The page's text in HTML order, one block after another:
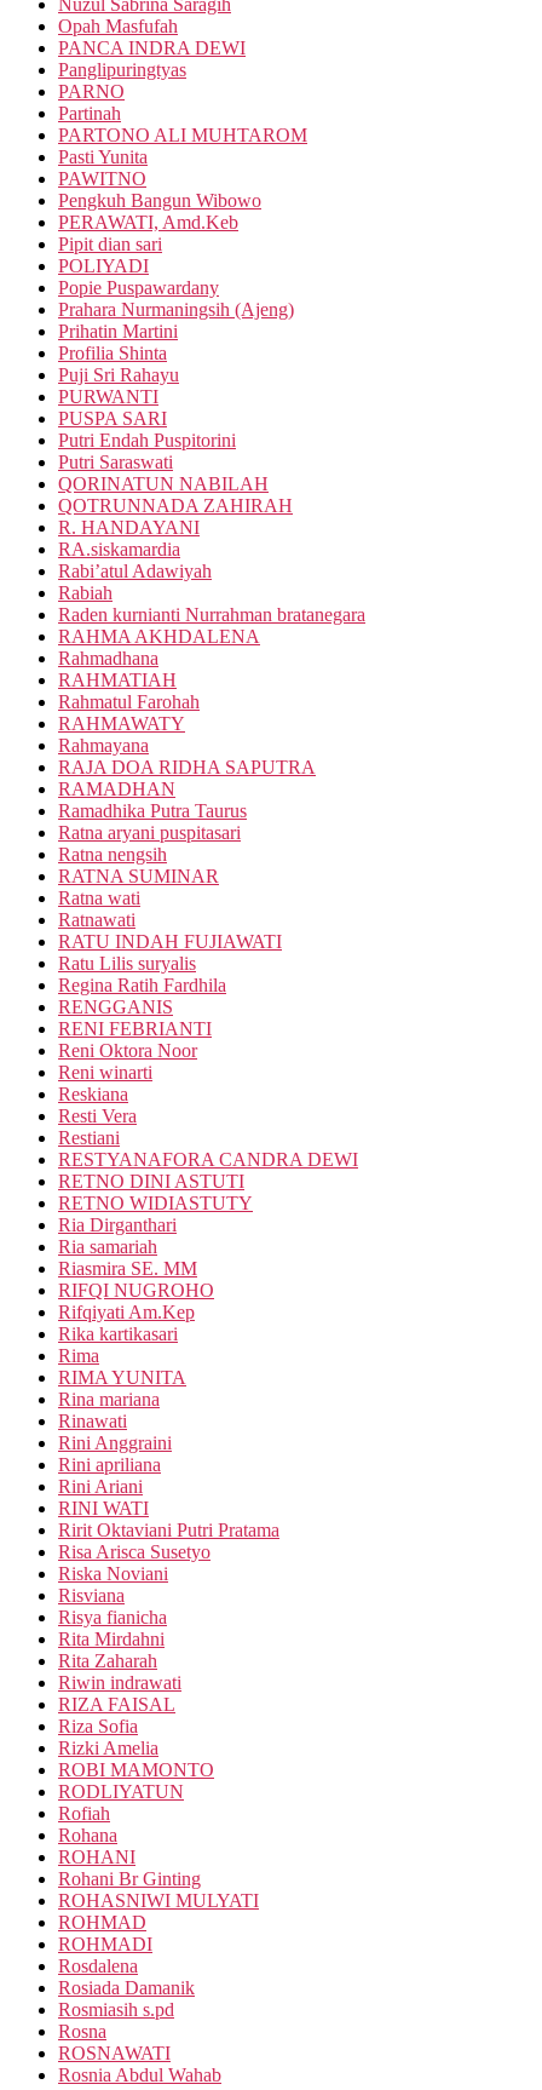
Nuzul Sabrina Saragih
Opah Masfufah
PANCA INDRA DEWI
Panglipuringtyas
PARNO
Partinah
PARTONO ALI MUHTAROM
Pasti Yunita
PAWITNO
Pengkuh Bangun Wibowo
PERAWATI, Amd.Keb
Pipit dian sari
POLIYADI
Popie Puspawardany
Prahara Nurmaningsih (Ajeng)
Prihatin Martini
Profilia Shinta
Puji Sri Rahayu
PURWANTI
PUSPA SARI
Putri Endah Puspitorini
Putri Saraswati
QORINATUN NABILAH
QOTRUNNADA ZAHIRAH
R. HANDAYANI
RA.siskamardia
Rabi’atul Adawiyah
Rabiah
Raden kurnianti Nurrahman bratanegara
RAHMA AKHDALENA
Rahmadhana
RAHMATIAH
Rahmatul Farohah
RAHMAWATY
Rahmayana
RAJA DOA RIDHA SAPUTRA
RAMADHAN
Ramadhika Putra Taurus
Ratna aryani puspitasari
Ratna nengsih
RATNA SUMINAR
Ratna wati
Ratnawati
RATU INDAH FUJIAWATI
Ratu Lilis suryalis
Regina Ratih Fardhila
RENGGANIS
RENI FEBRIANTI
Reni Oktora Noor
Reni winarti
Reskiana
Resti Vera
Restiani
RESTYANAFORA CANDRA DEWI
RETNO DINI ASTUTI
RETNO WIDIASTUTY
Ria Dirganthari
Ria samariah
Riasmira SE. MM
RIFQI NUGROHO
Rifqiyati Am.Kep
Rika kartikasari
Rima
RIMA YUNITA
Rina mariana
Rinawati
Rini Anggraini
Rini apriliana
Rini Ariani
RINI WATI
Ririt Oktaviani Putri Pratama
Risa Arisca Susetyo
Riska Noviani
Risviana
Risya fianicha
Rita Mirdahni
Rita Zaharah
Riwin indrawati
RIZA FAISAL
Riza Sofia
Rizki Amelia
ROBI MAMONTO
RODLIYATUN
Rofiah
Rohana
ROHANI
Rohani Br Ginting
ROHASNIWI MULYATI
ROHMAD
ROHMADI
Rosdalena
Rosiada Damanik
Rosmiasih s.pd
Rosna
ROSNAWATI
Rosnia Abdul Wahab